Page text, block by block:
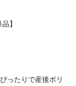
】
ったりで産後ボリ